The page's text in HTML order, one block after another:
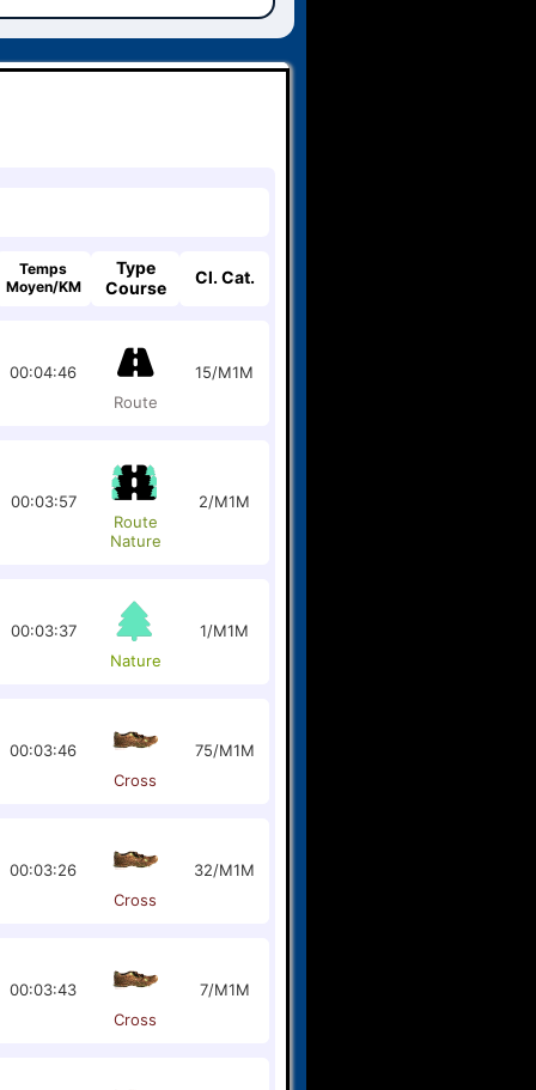
Temps
Moyen/KM
Type
Course
Cl. Cat.
00:04:46
Route
15/M1M
00:03:57
Route
Nature
2/M1M
00:03:37
Nature
1/M1M
00:03:46
Cross
75/M1M
00:03:26
Cross
32/M1M
00:03:43
Cross
7/M1M